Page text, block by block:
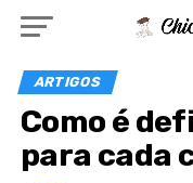
ARTIGOS
Como é
para cada